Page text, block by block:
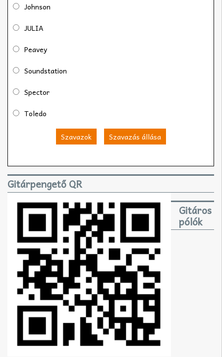
Johnson
JULIA
Peavey
Soundstation
Spector
Toledo
Szavazok Szavazás állása
Gitárpengető QR
Gitáros
pólók